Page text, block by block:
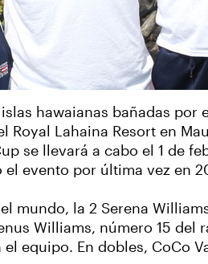
hawaianas bañadas
Royal Lahaina Resort en
se llevará a cabo el 1 de
evento por última vez en
mundo, la 2 Serena
Williams, número 15 del
equipo. En dobles, CoCo